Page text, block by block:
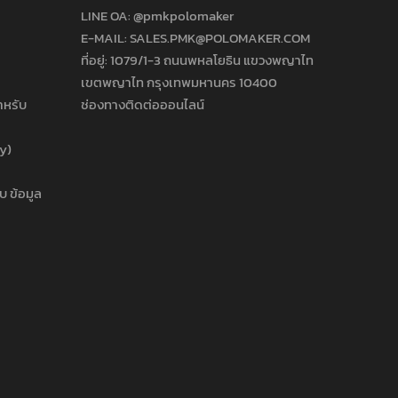
หรับ
ข้อมูล
LINE OA:@pmkpolomaker
E-MAIL: SALES.PMK@POLOMAKER.COM
ที่อยู่: 1079/1-3 ถนนพหลโยธิน แขวงพญาไท
เขตพญาไท กรุงเทพมหานคร 10400
ช่องทางติดต่อออนไลน์